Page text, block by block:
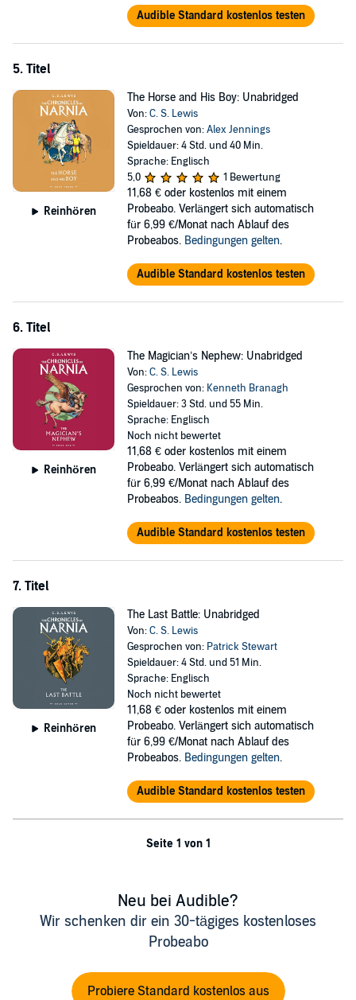
Audible Standard kostenlos testen
5. Titel
Reinhören
The Horse and His Boy: Unabridged
Von:C. S. Lewis
Gesprochen von:Alex Jennings
Spieldauer: 4 Std. und 40 Min.
Sprache: Englisch
5,0
1 Bewertung
11,68 € oder kostenlos mit einem
Probeabo. Verlängert sich automatisch
für 6,99 €/Monat nach Ablauf des
Probeabos. Bedingungen gelten.
Audible Standard kostenlos testen
6. Titel
Reinhören
The Magician’s Nephew: Unabridged
Von:C. S. Lewis
Gesprochen von: Kenneth Branagh
Spieldauer: 3 Std. und 55 Min.
Sprache: Englisch
Noch nicht bewertet
11,68 € oder kostenlos mit einem
Probeabo. Verlängert sich automatisch
für 6,99 €/Monat nach Ablauf des
Probeabos. Bedingungen gelten.
Audible Standard kostenlos testen
7. Titel
Reinhören
The Last Battle: Unabridged
Von:C. S. Lewis
Gesprochen von: Patrick Stewart
Spieldauer: 4 Std. und 51 Min.
Sprache: Englisch
Noch nicht bewertet
11,68 € oder kostenlos mit einem
Probeabo. Verlängert sich automatisch
für 6,99 €/Monat nach Ablauf des
Probeabos. Bedingungen gelten.
Audible Standard kostenlos testen
Seite 1 von 1
Neu bei Audible?
Wir schenken dir ein 30-tägiges kostenloses
Probeabo
Probiere Standard kostenlos aus